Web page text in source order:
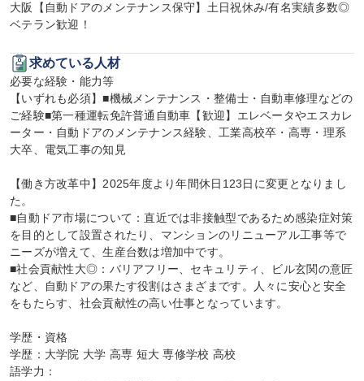
大阪【自動ドアのメンテナンス保守】土日祝休み/有名実績多数◎
ベテラン歓迎！
求めている人材
必要な経験・能力等
【いずれも必須】■機械メンテナンス・整備士・自動車修理などの
ご経験■第一種運転免許普通自動車【歓迎】エレベータやエスカレ
ーター・自動ドアのメンテナンス経験、工業高校卒・高専・理系
大卒、電気工事の知見
【働き方改革中】2025年度より年間休日123日に変更となりまし
た。
■自動ドア市場について：直近では非接触型であるため感染症対策
を目的として設置されたり、マンションのリニューアル工事等で
ニーズが増えて、生産台数は増加中です。
■社会貢献性大◎：バリアフリー、セキュリティ、ビル玄関の意匠
など、自動ドアの果たす役割はさまざまです。人々に安心と安全
をもたらす、社会貢献性の高い仕事となっています。
学歴・資格
学歴：大学院 大学 高専 短大 専修学校 高校
語学力：